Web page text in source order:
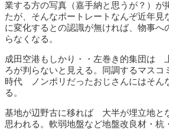
業する方の写真（嘉手納と思うが？）が
たが、そんなポートレートなんぞ近年見
に変化するとの認識が無ければ、物事へ
らなくなる。
成田空港もしかり・・左巻き的集団は
ろが判らないと見える。同調するマスコ
時代 ノンポリだったおじさんにはそん
る。
基地が辺野古に移れば 大半が埋立地と
思われる。軟弱地盤など地盤改良材・杭